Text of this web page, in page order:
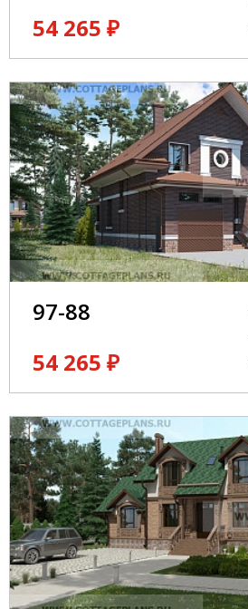
54 265 ₽
97-88
54 265 ₽